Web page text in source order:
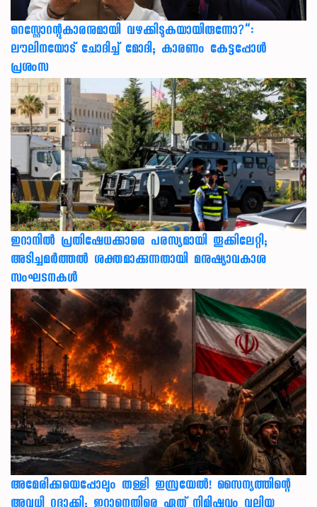
റെസ്റ്റോറന്റുകാരനുമായി വഴക്കിടുകയായിരുന്നോ?”:
ലൗലിനയോട് ചോദിച്ച് മോദി; കാരണം കേട്ടപ്പോൾ
പ്രശംസ
ഇറാനിൽ പ്രതിഷേധക്കാരെ പരസ്യമായി തൂക്കിലേറ്റി;
അടിച്ചമർത്തൽ ശക്തമാക്കുന്നതായി മനുഷ്യാവകാശ
സംഘടനകൾ
അമേരിക്കയെപ്പോലും തള്ളി ഇസ്രയേൽ! സൈന്യത്തിന്റെ